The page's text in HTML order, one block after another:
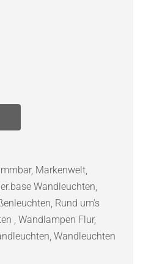
, Markenwelt,
Wandleuchten,
, Rund um's
, Wandlampen Flur,
, Wandleuchten